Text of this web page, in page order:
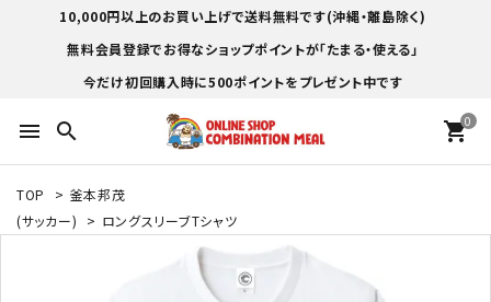
10,000円以上のお買い上げで送料無料です(沖縄・離島除く)
無料会員登録でお得なショップポイントが「たまる・使える」
今だけ初回購入時に500ポイントをプレゼント中です
menu search 0
shopping_cart
TOP > 釜本邦茂
(サッカー)
> ロングスリーブTシャツ